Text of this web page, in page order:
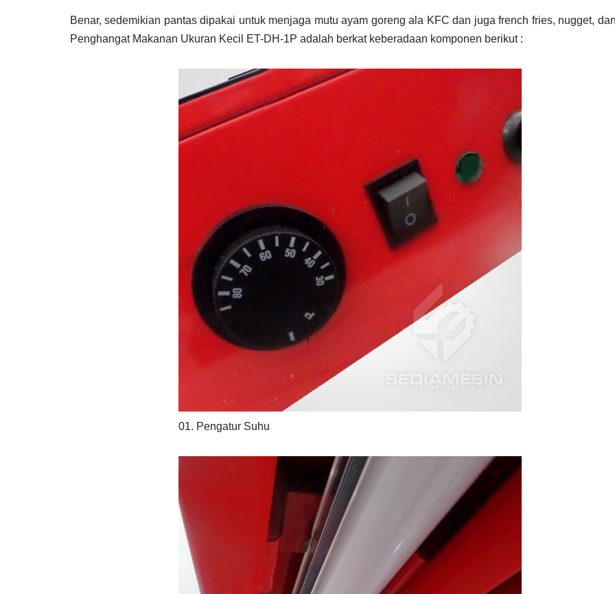
Benar, sedemikian pantas dipakai untuk menjaga mutu ayam goreng ala KFC dan juga french fries, nugget,
Penghangat Makanan Ukuran Kecil ET-DH-1P adalah berkat keberadaan komponen berikut :
01. Pengatur Suhu